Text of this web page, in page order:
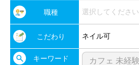
職種 選択してください
こだわり ネイル可
キーワード